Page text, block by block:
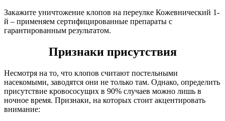
Закажите уничтожение клопов на переулке Кожевнический 1-
й – применяем сертифицированные препараты с
гарантированным результатом.
Признаки присутствия
Несмотря на то, что клопов считают постельными
насекомыми, заводятся они не только там. Однако, определить
присутствие кровососущих в 90% случаев можно лишь в
ночное время. Признаки, на которых стоит акцентировать
внимание: